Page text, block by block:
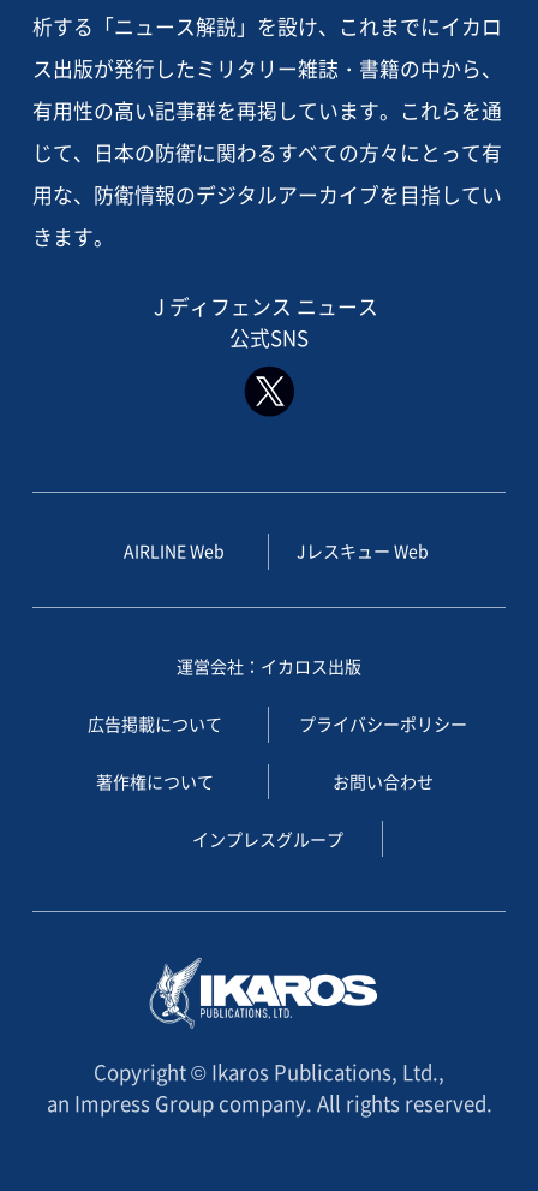
析する「ニュース解説」を設け、これまでにイカロ
ス出版が発行したミリタリー雑誌・書籍の中から、
有用性の高い記事群を再掲しています。これらを通
じて、日本の防衛に関わるすべての方々にとって有
用な、防衛情報のデジタルアーカイブを目指してい
きます。
J ディフェンス ニュース
公式SNS
AIRLINE Web Jレスキュー Web
運営会社：イカロス出版
広告掲載について プライバシーポリシー
著作権について お問い合わせ
インプレスグループ
Copyright © Ikaros Publications, Ltd.,
an Impress Group company. All rights reserved.